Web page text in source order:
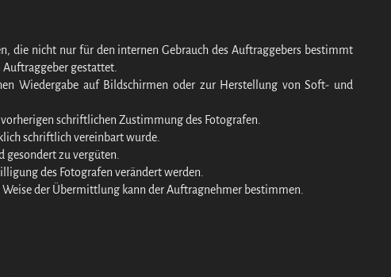
die nicht nur für den internen Gebrauch des Auftraggebers bestimmt
gestattet.
Wiedergabe auf Bildschirmen oder zur Herstellung von Soft- und
schriftlichen Zustimmung des Fotografen.
schriftlich vereinbart wurde.
gesondert zu vergüten.
des Fotografen verändert werden.
der Übermittlung kann der Auftragnehmer bestimmen.